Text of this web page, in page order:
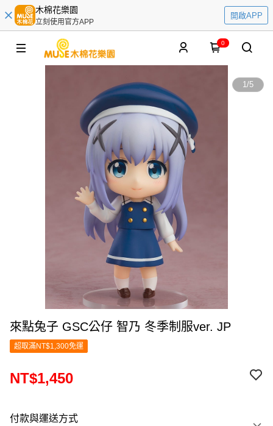
木棉花樂園
立刻使用官方APP
開啟APP
0
1/5
來點兔子 GSC公仔 智乃 冬季制服ver. JP
超取滿NT$1,300免運
NT$1,450
付款與運送方式